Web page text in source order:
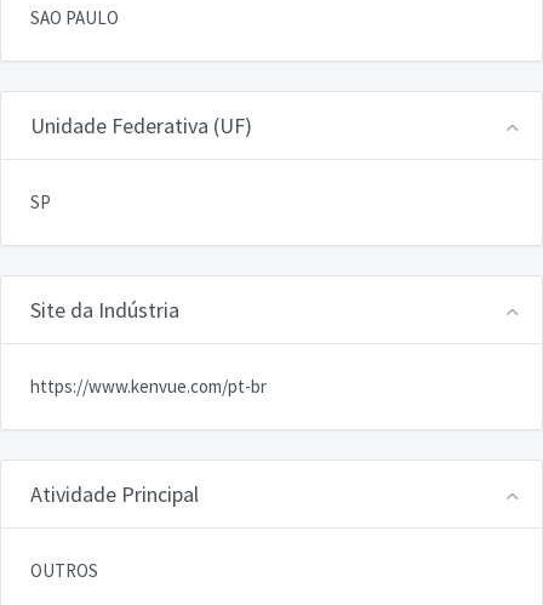
SAO PAULO
Unidade Federativa (UF)
SP
Site da Indústria
https://www.kenvue.com/pt-br
Atividade Principal
OUTROS